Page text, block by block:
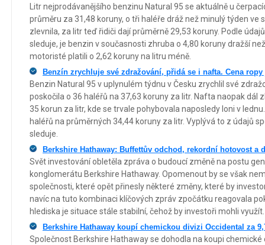
Litr nejprodávanějšího benzinu Natural 95 se aktuálně u
průměru za 31,48 koruny, o tři haléře dráž než minulý týden ve
zlevnila, za litr teď řidiči dají průměrně 29,53 koruny. Podle
sleduje, je benzin v současnosti zhruba o 4,80 koruny dražší
motoristé platili o 2,62 koruny na litru méně.
Benzín zrychluje své zdražování, přidá se i nafta. Cena
Benzin Natural 95 v uplynulém týdnu v Česku zrychlil své
poskočila o 36 haléřů na 37,63 koruny za litr. Nafta naopak dál
35 korun za litr, kde se trvale pohybovala naposledy loni v
haléřů na průměrných 34,44 koruny za litr. Vyplývá to z údajů
sleduje.
Berkshire Hathaway: Buffettův odchod, rekordní hotovost a
Svět investování obletěla zpráva o budoucí změně na postu
konglomerátu Berkshire Hathaway. Opomenout by se však
společnosti, které opět přinesly některé změny, které by
navíc na tuto kombinaci klíčových zpráv zpočátku reagovala
hlediska je situace stále stabilní, čehož by investoři mohli využít.
Berkshire Hathaway koupí chemickou divizi Occidental za
Společnost Berkshire Hathaway se dohodla na koupi